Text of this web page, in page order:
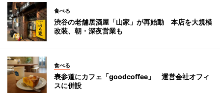
食べる
渋谷の老舗居酒屋「山家」が再始動 本店を大規模
改装、朝・深夜営業も
食べる
表参道にカフェ「goodcoffee」 運営会社オフィ
スに併設